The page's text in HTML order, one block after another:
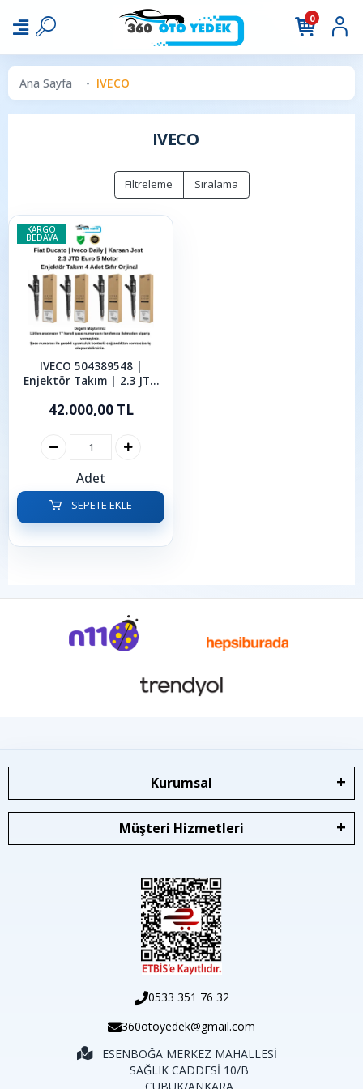
0
Ana Sayfa IVECO
IVECO
Filtreleme Sıralama
KARGO
BEDAVA
IVECO 504389548 |
Enjektör Takım | 2.3 JTD
İveco Daily | Karsan Jest
42.000,00 TL
Adet
SEPETE EKLE
Kurumsal
Müşteri Hizmetleri
0533 351 76 32
360otoyedek@gmail.com
ESENBOĞA MERKEZ MAHALLESİ
SAĞLIK CADDESİ 10/B